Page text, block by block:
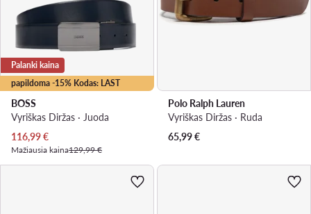
papildoma -15% Kodas: LAST
Palanki kaina
BOSS
Vyriškas Diržas · Juoda
Dabartinė kaina
116,99€
Mažiausia kaina129,99 €
Polo Ralph Lauren
Vyriškas Diržas · Ruda
65,99€